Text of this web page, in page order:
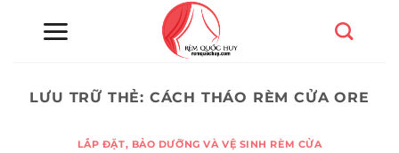
LƯU TRỮ THẺ: CÁCH THÁO RÈM CỬA ORE
LẮP ĐẶT, BẢO DƯỠNG VÀ VỆ SINH RÈM CỬA